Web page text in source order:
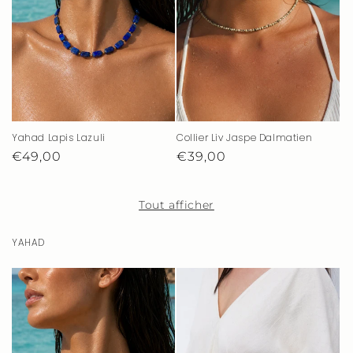
Yahad Lapis Lazuli
Prix
€49,00
Collier Liv Jaspe Dalmatien
Prix
€39,00
Tout afficher
YAHAD